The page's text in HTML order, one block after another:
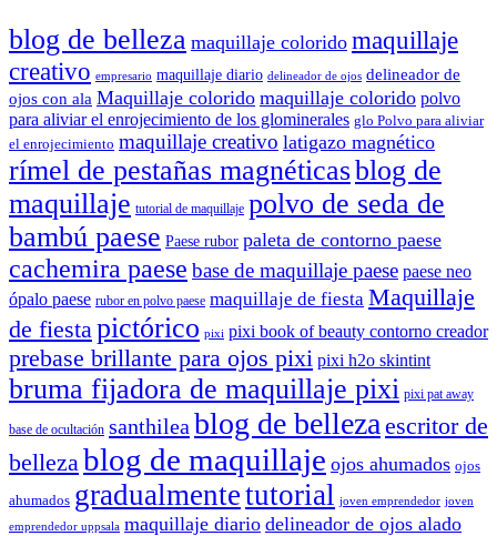
blog de belleza maquillaje colorido maquillaje
creativo empresario maquillaje diario delineador de ojos delineador de
ojos con ala Maquillaje colorido maquillaje colorido polvo
para aliviar el enrojecimiento de los glominerales glo Polvo para aliviar
el enrojecimiento maquillaje creativo latigazo magnético
rímel de pestañas magnéticasblog de
maquillaje tutorial de maquillaje polvo de seda de
bambú paese Paese rubor paleta de contorno paese
cachemira paese base de maquillaje paese paese neo
ópalo paese rubor en polvo paese maquillaje de fiesta Maquillaje
de fiestapictórico pixi pixi book of beauty contorno creador
prebase brillante para ojos pixi pixi h2o skintint
bruma fijadora de maquillaje pixi pixi pat away
base de ocultación santhilea blog de belleza escritor de
belleza blog de maquillaje ojos ahumados ojos
ahumados gradualmentetutorial joven emprendedor joven
emprendedor uppsala maquillaje diario delineador de ojos alado